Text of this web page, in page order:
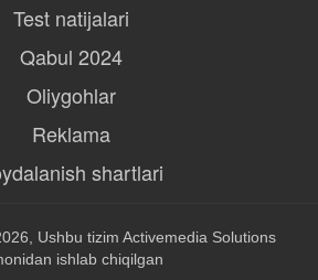
Test natijalari
Qabul 2024
Oliygohlar
Reklama
shartlari
Ushbu tizim Activemedia Solutions
ishlab chiqilgan